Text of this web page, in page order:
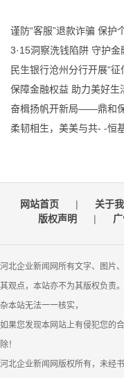
谨防“客服”退款诈骗 保护
3·15洞察洗钱陷阱 守护金
民生银行沧州分行开展“征
保障金融权益 助力美好
奋楫扬帆开新局——鼎和
柔韧相生，美美与共- -恒
网站首页 | 关于
版权声明
|
河北企业新闻网所有文字、图片
其观点，本站亦不为其版权负责
杂本站无法一一核实，
如果您发现本网站上有侵犯您的
除！
河北企业新闻网版权所有，未经